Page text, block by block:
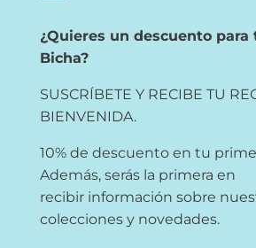
¿Quieres un descuento para
Bicha?
SUSCRÍBETE Y RECIBE TU
BIENVENIDA.
10% de descuento en tu
Además, serás la primera en
recibir información sobre
colecciones y novedades.